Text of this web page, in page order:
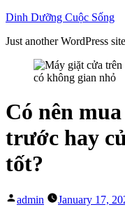
Skip
content
Dinh Dưỡng Cuộc Sống
Just another WordPress site
Có nên
trước hay
tốt?
Posted
admin January 17,